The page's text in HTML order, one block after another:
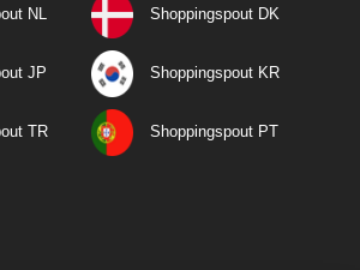
NL Shoppingspout DK
JP Shoppingspout KR
TR Shoppingspout PT